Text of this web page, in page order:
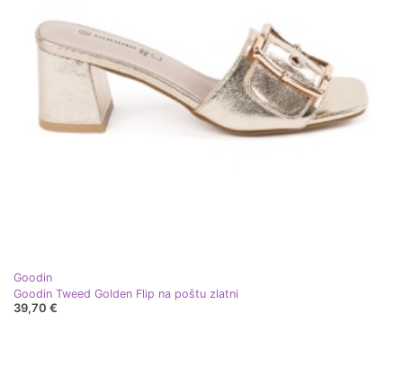
Goodin
Goodin Tweed Golden Flip na poštu zlatni
39,70 €